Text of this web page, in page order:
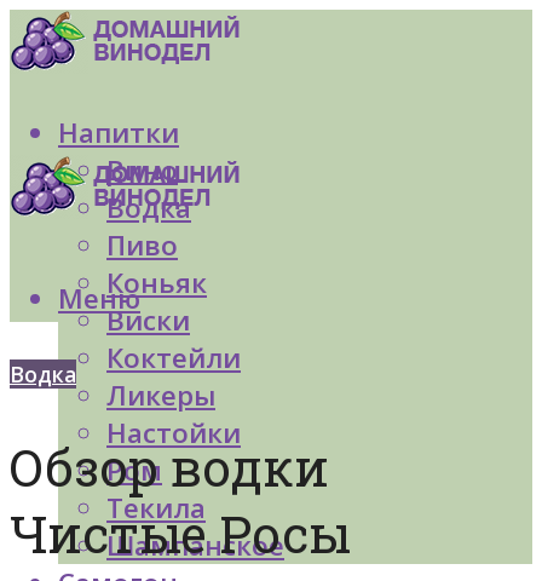
Напитки
Вино
Водка
Пиво
Коньяк
Виски
Коктейли
Ликеры
Настойки
Ром
Текила
Шампанское
Меню
Водка
Обзор водки
Чистые Росы